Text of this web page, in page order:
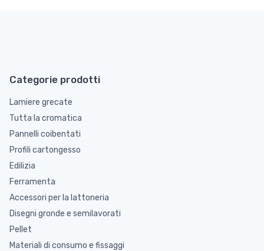
Categorie prodotti
Lamiere grecate
Tutta la cromatica
Pannelli coibentati
Profili cartongesso
Edilizia
Ferramenta
Accessori per la lattoneria
Disegni gronde e semilavorati
Pellet
Materiali di consumo e fissaggi